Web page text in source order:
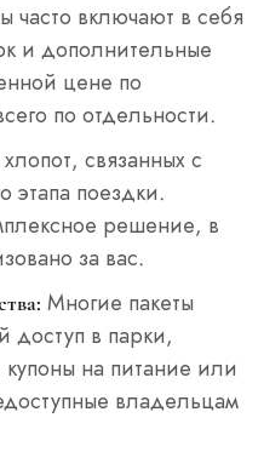
часто включают в себя
и дополнительные
цене по
по отдельности.
связанных с
этапа поездки.
решение, в
за вас.
Многие пакеты
доступ в парки,
на питание или
владельцам